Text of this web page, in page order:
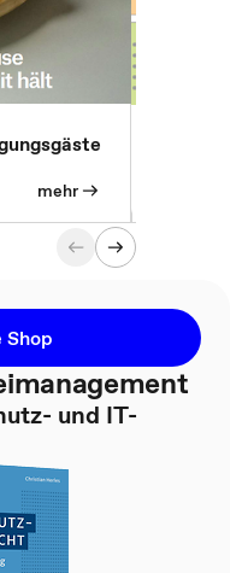
mehr
Shop
und IT-